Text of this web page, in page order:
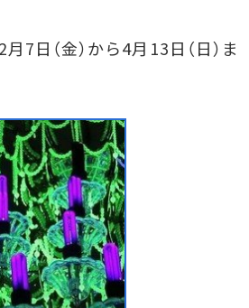
月7日（金）から4月13日（日）ま